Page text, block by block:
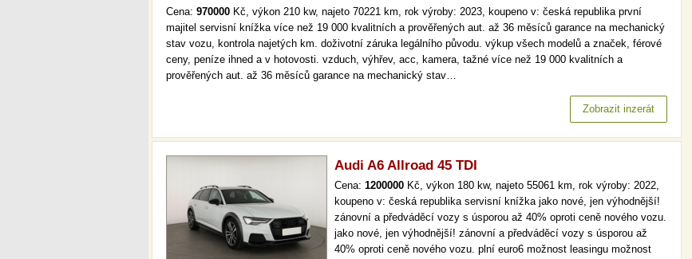
Cena: 970000 Kč, výkon 210 kw, najeto 70221 km, rok výroby: 2023, koupeno v: česká republika první
majitel servisní knížka více než 19 000 kvalitních a prověřených aut. až 36 měsíců garance na mechanický
stav vozu, kontrola najetých km. doživotní záruka legálního původu. výkup všech modelů a značek, férové
ceny, peníze ihned a v hotovosti. vzduch, výhřev, acc, kamera, tažné více než 19 000 kvalitních a
prověřených aut. až 36 měsíců garance na mechanický stav…
Zobrazit inzerát
Audi A6 Allroad 45 TDI
Cena: 1200000 Kč, výkon 180 kw, najeto 55061 km, rok výroby: 2022,
koupeno v: česká republika servisní knížka jako nové, jen výhodnější!
zánovní a předváděcí vozy s úsporou až 40% oproti ceně nového vozu.
jako nové, jen výhodnější! zánovní a předváděcí vozy s úsporou až
40% oproti ceně nového vozu. plní euro6 možnost leasingu možnost